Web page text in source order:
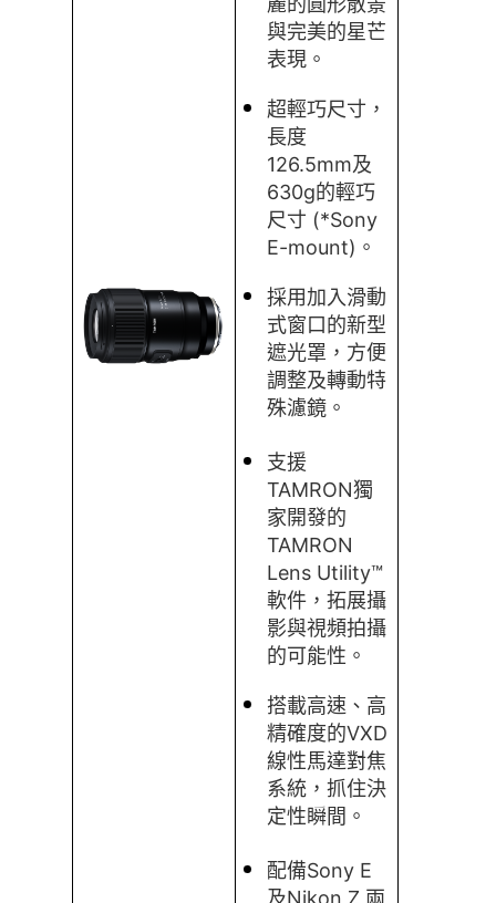
與完美的星芒
表現。
超輕巧尺寸，
長度
126.5mm及
630g的輕巧
尺寸 (*Sony
E-mount)。
採用加入滑動
式窗口的新型
遮光罩，方便
調整及轉動特
殊濾鏡。
支援
TAMRON獨
家開發的
TAMRON
Lens Utility™
軟件，拓展攝
影與視頻拍攝
的可能性。
搭載高速、高
精確度的VXD
線性馬達對焦
系統，抓住決
定性瞬間。
配備Sony E
及Nikon Z 兩